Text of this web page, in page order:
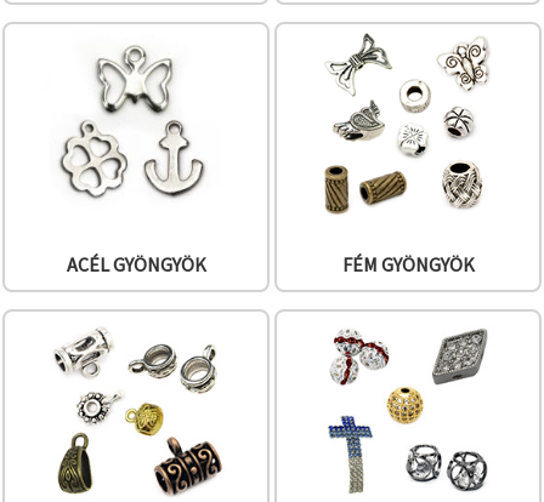
gombra
mindet
Beállítások
ACÉL GYÖNGYÖK FÉM GYÖNGYÖK